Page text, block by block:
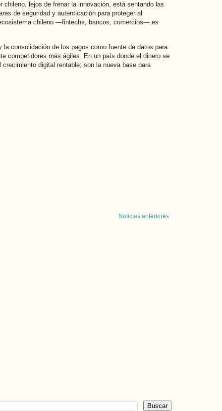
lejos de frenar la innovación, está sentando las
de seguridad y autenticación para proteger al
chileno —fintechs, bancos, comercios— es
consolidación de los pagos como fuente de datos para
competidores más ágiles. En un país donde el dinero se
digital rentable; son la nueva base para
Noticias anteriores